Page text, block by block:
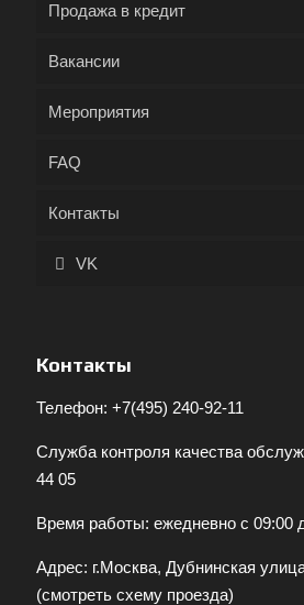
Продажа в кредит
Вакансии
Мероприятия
FAQ
Контакты
VK
Контакты
Телефон: +7(495) 240-92-11
Служба контроля качества
44 05
Время работы: ежедневно с 09:00
Адрес: г.Москва, Дубнинская
(смотреть схему проезда)